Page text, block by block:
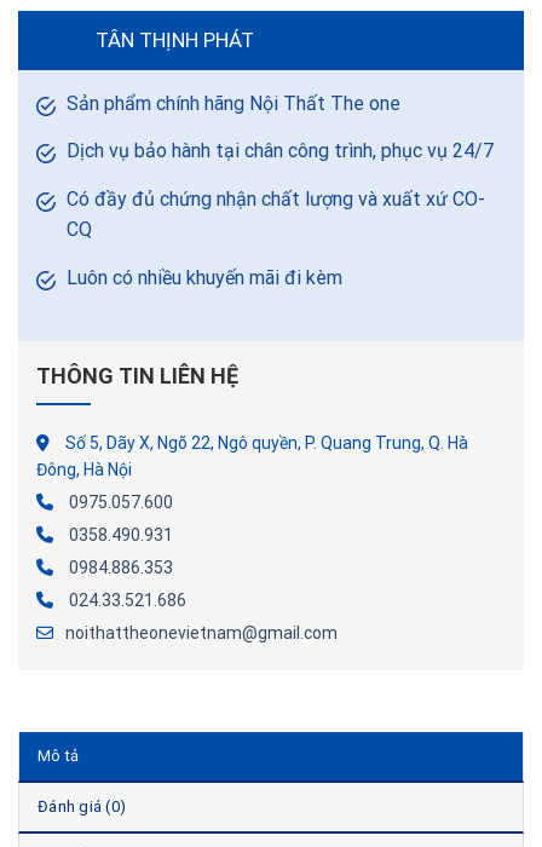
TÂN THỊNH PHÁT
Sản phẩm chính hãng Nội Thất The one
Dịch vụ bảo hành tại chân công trình, phục vụ 24/7
Có đầy đủ chứng nhận chất lượng và xuất xứ CO-
CQ
Luôn có nhiều khuyến mãi đi kèm
THÔNG TIN LIÊN HỆ
Số 5, Dãy X, Ngõ 22, Ngô quyền, P. Quang Trung, Q. Hà
Đông, Hà Nội
0975.057.600
0358.490.931
0984.886.353
024.33.521.686
noithattheonevietnam@gmail.com
Mô tả
Đánh giá (0)